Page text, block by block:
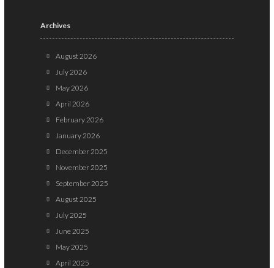
Archives
August 2026
July 2026
May 2026
April 2026
February 2026
January 2026
December 2025
November 2025
September 2025
August 2025
July 2025
June 2025
May 2025
April 2025